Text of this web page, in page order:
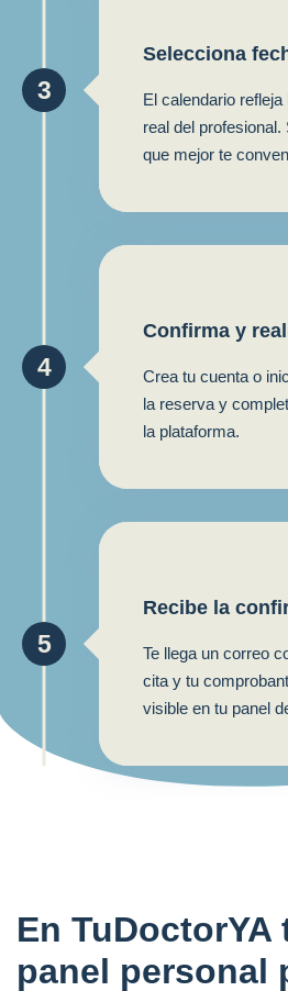
Selecciona
El calendario
real del profesional.
que mejor te
3
Confirma y
Crea tu cuenta o
la reserva y
la plataforma.
4
Recibe la
Te llega un correo
cita y tu
visible en tu panel
5
En TuDoctorYA
panel personal